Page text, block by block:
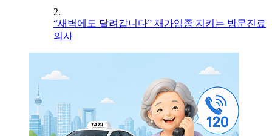
2.
“새벽에도 달려갑니다” 재가임종 지키는 방문진료
의사